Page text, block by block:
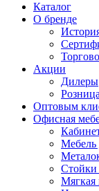
Каталог
О бренде
Акции
Дилеры
Розница
Оптовым
Офисная
Мебель
Стойки
Мягкая